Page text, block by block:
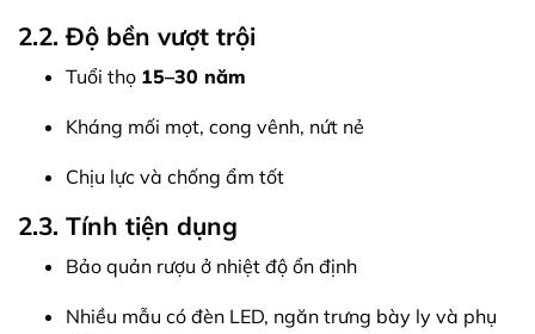
2.2. Độ bền vượt trội
Tuổi thọ 15–30 năm
Kháng mối mọt, cong vênh, nứt nẻ
Chịu lực và chống ẩm tốt
2.3. Tính tiện dụng
Bảo quản rượu ở nhiệt độ ổn định
Nhiều mẫu có đèn LED, ngăn trưng bày ly và phụ